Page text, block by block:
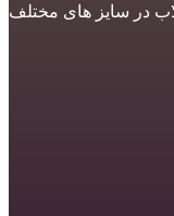
در سایز های مختلف